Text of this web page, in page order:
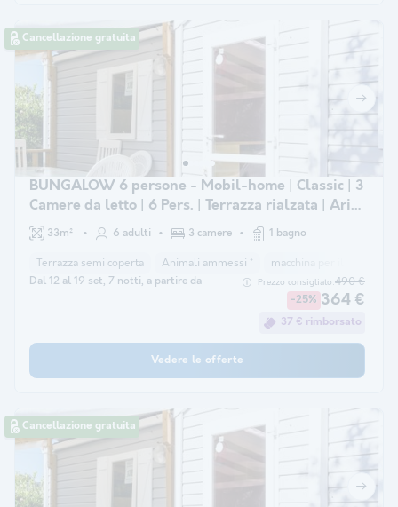
Cancellazione gratuita
BUNGALOW 6 persone - Mobil-home | Classic | 3
Camere da letto | 6 Pers. | Terrazza rialzata | Aria
condizionata.
33m² 6 adulti 3 camere 1 bagno
Terrazza semi coperta Animali ammessi * macchina per il caffè
Dal 12 al 19 set, 7 notti, a partire da Prezzo consigliato:490 €
-25% 364 €
37 € rimborsato
Vedere le offerte
Cancellazione gratuita